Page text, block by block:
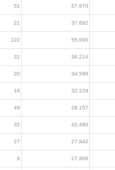
51 57.670
21 37.692
122 55.090
31 36.214
20 34.588
16 32.229
49 29.157
32 42.480
27 27.842
8 27.800